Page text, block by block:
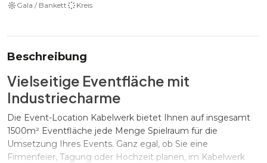
Gala / Bankett
Kreis
Beschreibung
Vielseitige Eventfläche mit
Industriecharme
Die Event-Location Kabelwerk bietet Ihnen auf insgesamt
1500m² Eventfläche jede Menge Spielraum für die
Umsetzung Ihres Events. Ganz egal, ob Sie eine
Firmenfeier, Tagung oder Hochzeit planen, im Kabelwerk